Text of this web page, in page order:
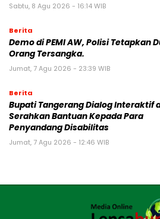
Sabtu, 8 Agu 2026 - 16:14 WIB
Berita
Demo di PEMI AW, Polisi Tetapkan
Orang Tersangka.
Jumat, 7 Agu 2026 - 23:39 WIB
Berita
Bupati Tangerang Dialog Interaktif
Serahkan Bantuan Kepada Para
Penyandang Disabilitas
Jumat, 7 Agu 2026 - 12:46 WIB